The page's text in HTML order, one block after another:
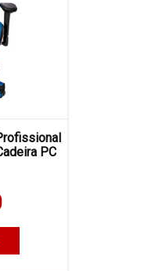
PC